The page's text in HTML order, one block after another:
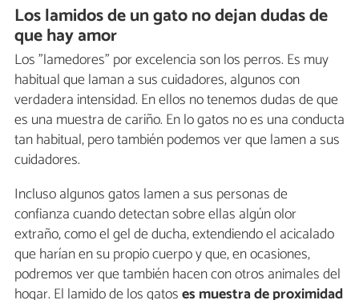
Los lamidos de un gato no dejan dudas de
que hay amor
Los "lamedores" por excelencia son los perros. Es muy
habitual que laman a sus cuidadores, algunos con
verdadera intensidad. En ellos no tenemos dudas de que
es una muestra de cariño. En lo gatos no es una conducta
tan habitual, pero también podemos ver que lamen a sus
cuidadores.
Incluso algunos gatos lamen a sus personas de
confianza cuando detectan sobre ellas algún olor
extraño, como el gel de ducha, extendiendo el acicalado
que harían en su propio cuerpo y que, en ocasiones,
podremos ver que también hacen con otros animales del
hogar. El lamido de los gatoses muestra de proximidad